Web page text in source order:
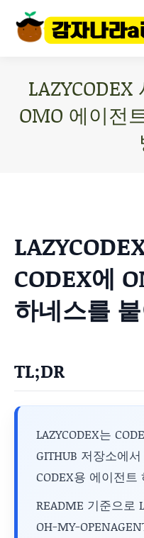
OMO 에이전
CODEX에
하네스를
TL;DR
LAZYCODEX는
GITHUB 저장소에
CODEX용 에이전
README 기준으로
OH-MY-